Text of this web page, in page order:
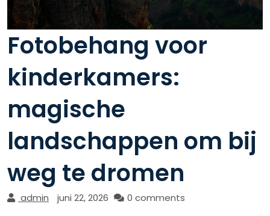
Fotobehang voor
kinderkamers:
magische
landschappen om bij
weg te dromen
admin juni 22, 2026
0 comments